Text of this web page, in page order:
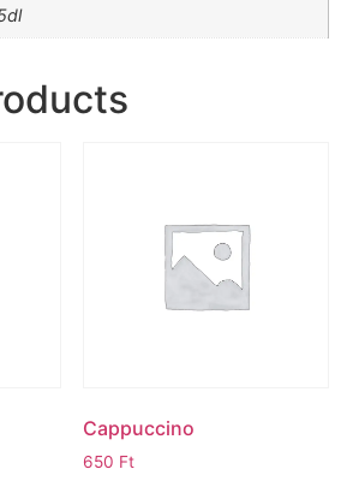
Cappuccino
650 Ft